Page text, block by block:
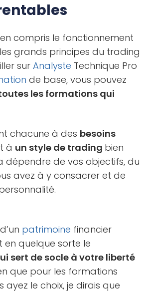
compris le fonctionnement
grands principes du trading
sur Analyste Technique Pro
de base, vous pouvez
les formations qui
chacune à des besoins
à un style de trading bien
dépendre de vos objectifs, du
avez à y consacrer et de
patrimoine financier
en quelque sorte le
sert de socle à votre liberté
que pour les formations
ayez le choix, je dirais que